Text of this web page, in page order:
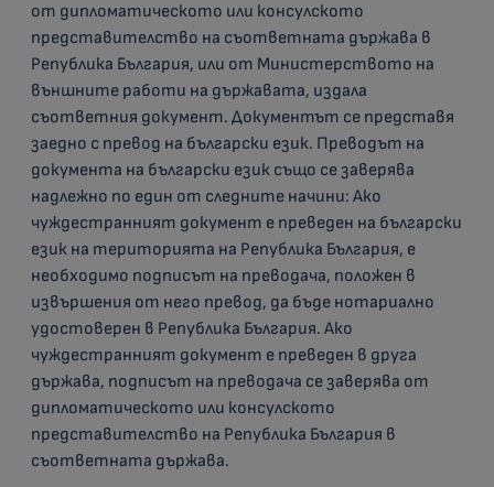
от дипломатическото или консулското
представителство на съответната държава в
Република България, или от Министерството на
външните работи на държавата, издала
съответния документ. Документът се представя
заедно с превод на български език. Преводът на
документа на български език също се заверява
надлежно по един от следните начини: Ако
чуждестранният документ е преведен на български
език на територията на Република България, е
необходимо подписът на преводача, положен в
извършения от него превод, да бъде нотариално
удостоверен в Република България. Ако
чуждестранният документ е преведен в друга
държава, подписът на преводача се заверява от
дипломатическото или консулското
представителство на Република България в
съответната държава.